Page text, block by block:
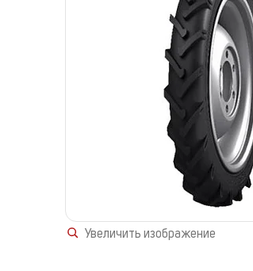
Увеличить изображение